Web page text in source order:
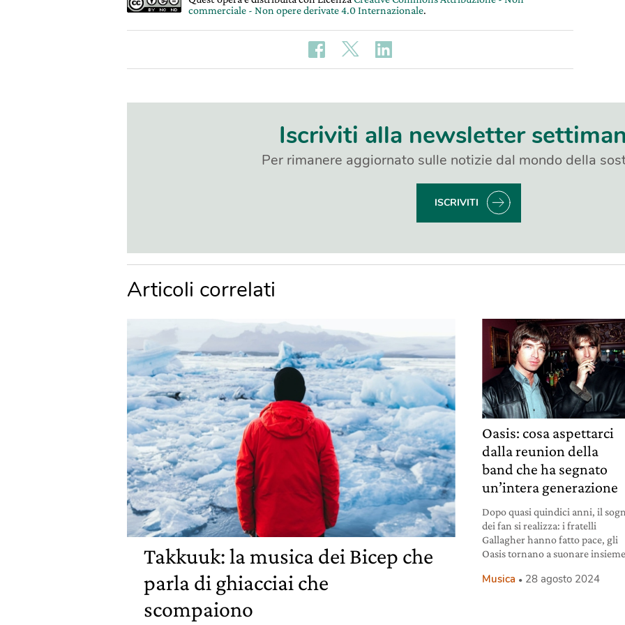
commerciale - Non opere derivate 4.0 Internazionale.
Iscriviti alla newsletter
Per rimanere aggiornato sulle notizie dal mondo della
ISCRIVITI
Articoli correlati
Takkuuk: la musica dei Bicep che
parla di ghiacciai che
scompaiono
Oasis: cosa aspettarci
dalla reunion della
band che ha segnato
un’intera generazione
Dopo quasi quindici anni, il
dei fan si realizza: i fratelli
Gallagher hanno fatto pace, gli
Oasis tornano a suonare
Musica 28 agosto 2024